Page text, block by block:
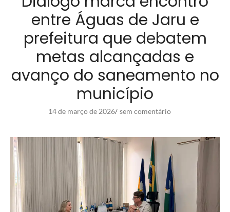
entre Águas de Jaru e
prefeitura que debatem
metas alcançadas e
avanço do saneamento no
município
14 de março de 2026/ sem comentário